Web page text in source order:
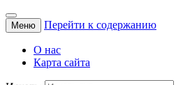
Меню Перейти к содержанию
О нас
Карта сайта